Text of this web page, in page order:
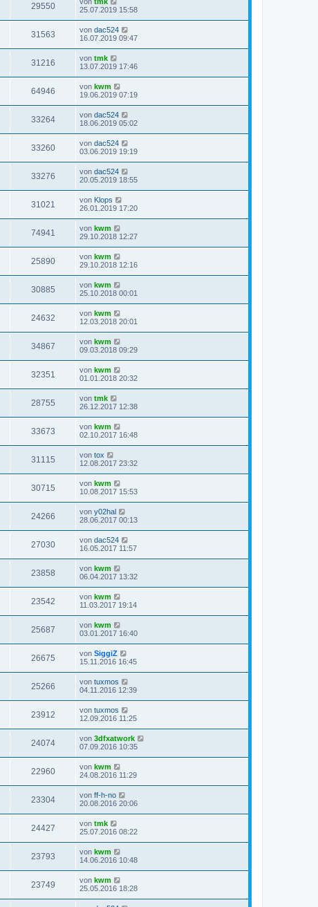
29550
25.07.2019 15:58
31563 von dac524
16.07.2019 09:47
31216 von tmk
13.07.2019 17:46
64946 von kwm
19.06.2019 07:19
33264 von dac524
18.06.2019 05:02
33260 von dac524
03.06.2019 19:19
33276 von dac524
20.05.2019 18:55
31021 von Klops
26.01.2019 17:20
74941 von kwm
29.10.2018 12:27
25890 von kwm
29.10.2018 12:16
30885 von kwm
25.10.2018 00:01
24632 von kwm
12.03.2018 20:01
34867 von kwm
09.03.2018 09:29
32351 von kwm
01.01.2018 20:32
28755 von tmk
26.12.2017 12:38
33673 von kwm
02.10.2017 16:48
31115 von tox
12.08.2017 23:32
30715 von kwm
10.08.2017 15:53
24266 von y02hal
28.06.2017 00:13
27030 von dac524
16.05.2017 11:57
23858 von kwm
06.04.2017 13:32
23542 von kwm
11.03.2017 19:14
25687 von kwm
03.01.2017 16:40
26675 von SiggiZ
15.11.2016 16:45
25266 von tuxmos
04.11.2016 12:39
23912 von tuxmos
12.09.2016 11:25
24074 von 3dfxatwork
07.09.2016 10:35
22960 von kwm
24.08.2016 11:29
23304 von ff-h-no
20.08.2016 20:06
24427 von tmk
25.07.2016 08:22
23793 von kwm
14.06.2016 10:48
23749 von kwm
25.05.2016 18:28